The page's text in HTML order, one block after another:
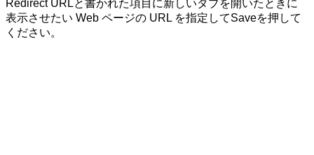
Redirect URLと書かれた項目に新しいタブを開いたときに
表示させたい Web ページの URL を指定してSaveを押して
ください。